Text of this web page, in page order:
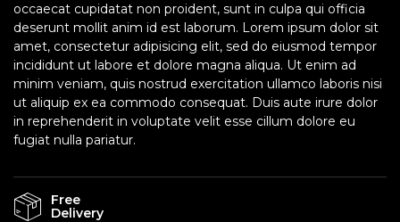
occaecat cupidatat non proident, sunt in culpa qui officia
deserunt mollit anim id est laborum. Lorem ipsum dolor sit
amet, consectetur adipisicing elit, sed do eiusmod tempor
incididunt ut labore et dolore magna aliqua. Ut enim ad
minim veniam, quis nostrud exercitation ullamco laboris nisi
ut aliquip ex ea commodo consequat. Duis aute irure dolor
in reprehenderit in voluptate velit esse cillum dolore eu
fugiat nulla pariatur.
Free
Delivery